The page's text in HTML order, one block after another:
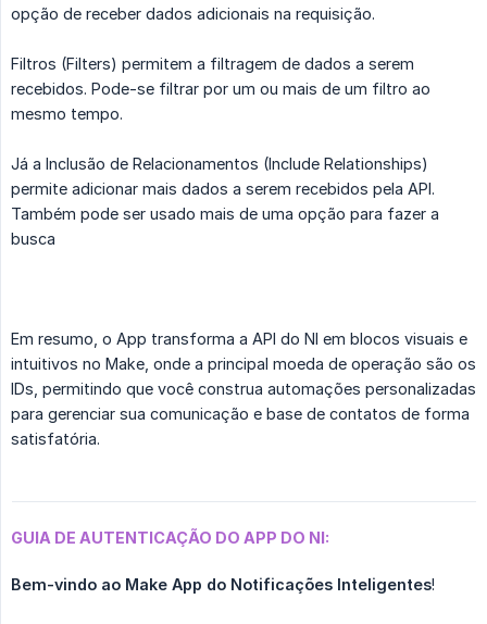
opção de receber dados adicionais na requisição.
Filtros (Filters) permitem a filtragem de dados a serem
recebidos. Pode-se filtrar por um ou mais de um filtro ao
mesmo tempo.
Já a Inclusão de Relacionamentos (Include Relationships)
permite adicionar mais dados a serem recebidos pela API.
Também pode ser usado mais de uma opção para fazer a
busca
Em resumo, o App transforma a API do NI em blocos visuais e
intuitivos no Make, onde a principal moeda de operação são os
IDs, permitindo que você construa automações personalizadas
para gerenciar sua comunicação e base de contatos de forma
satisfatória.
GUIA DE AUTENTICAÇÃO DO APP DO NI:
Bem-vindo ao Make App do Notificações Inteligentes!